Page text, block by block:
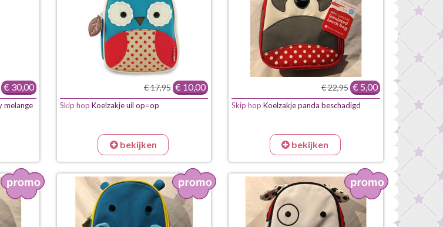
€ 30,00
melange
€ 17,95 € 10,00
Skip hop Koelzakje uil op=op
bekijken
€ 22,95 € 5,00
Skip hop Koelzakje panda beschadigd
bekijken